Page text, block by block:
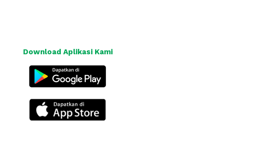
Download Aplikasi Kami